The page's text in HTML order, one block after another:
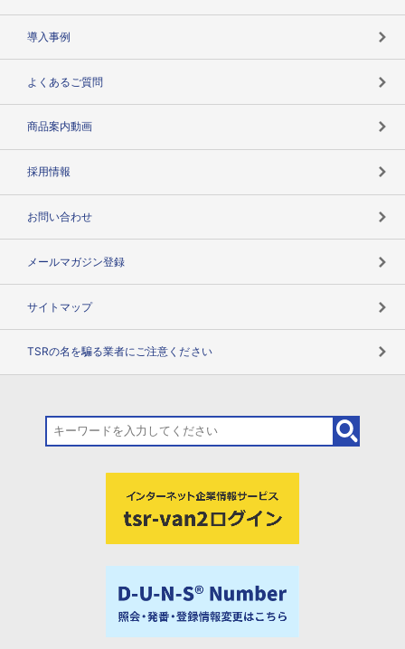
導入事例
よくあるご質問
商品案内動画
採用情報
お問い合わせ
メールマガジン登録
サイトマップ
TSRの名を騙る業者にご注意ください